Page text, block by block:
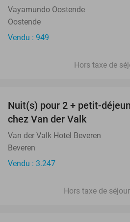
Vayamundo Oostende
Oostende
Vendu : 949
Hors taxe de
Nuit(s) pour 2 + petit-
chez Van der Valk
Van der Valk Hotel Beveren
Beveren
Vendu : 3.247
Hors taxe de